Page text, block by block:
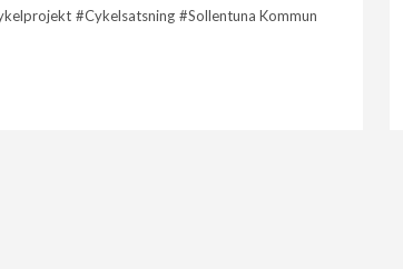
Cykelsatsning Sollentuna Kommun